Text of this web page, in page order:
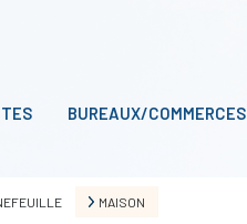
BUREAUX/COMMERCES
MAISON